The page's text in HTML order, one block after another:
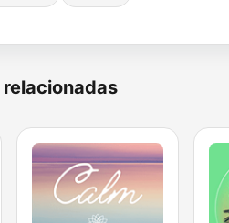
relacionadas